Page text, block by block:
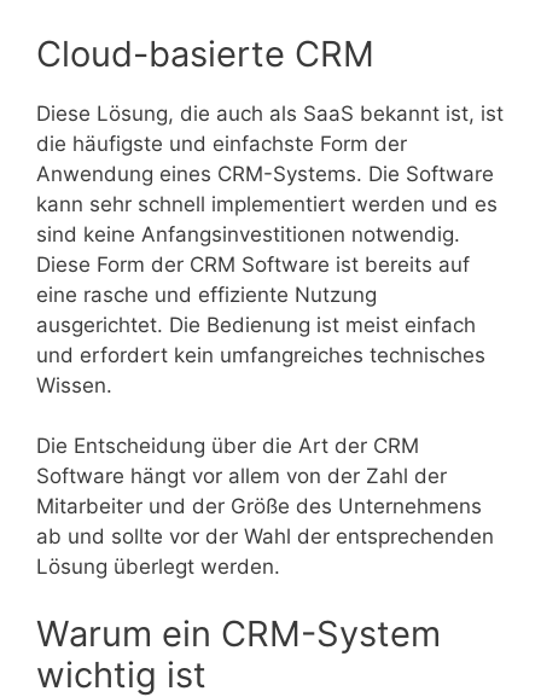
Cloud-basierte CRM
Diese Lösung, die auch als SaaS bekannt ist, ist
die häufigste und einfachste Form der
Anwendung eines CRM-Systems. Die Software
kann sehr schnell implementiert werden und es
sind keine Anfangsinvestitionen notwendig.
Diese Form der CRM Software ist bereits auf
eine rasche und effiziente Nutzung
ausgerichtet. Die Bedienung ist meist einfach
und erfordert kein umfangreiches technisches
Wissen.
Die Entscheidung über die Art der CRM
Software hängt vor allem von der Zahl der
Mitarbeiter und der Größe des Unternehmens
ab und sollte vor der Wahl der entsprechenden
Lösung überlegt werden.
Warum ein CRM-System
wichtig ist